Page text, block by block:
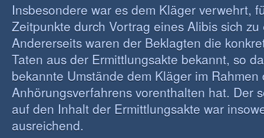
Insbesondere war es dem Kläger verwehrt,
Zeitpunkte durch Vortrag eines Alibis sich
Andererseits waren der Beklagten die
Taten aus der Ermittlungsakte bekannt, so
bekannte Umstände dem Kläger im Rahmen
Anhörungsverfahrens vorenthalten hat. Der
auf den Inhalt der Ermittlungsakte war
ausreichend.